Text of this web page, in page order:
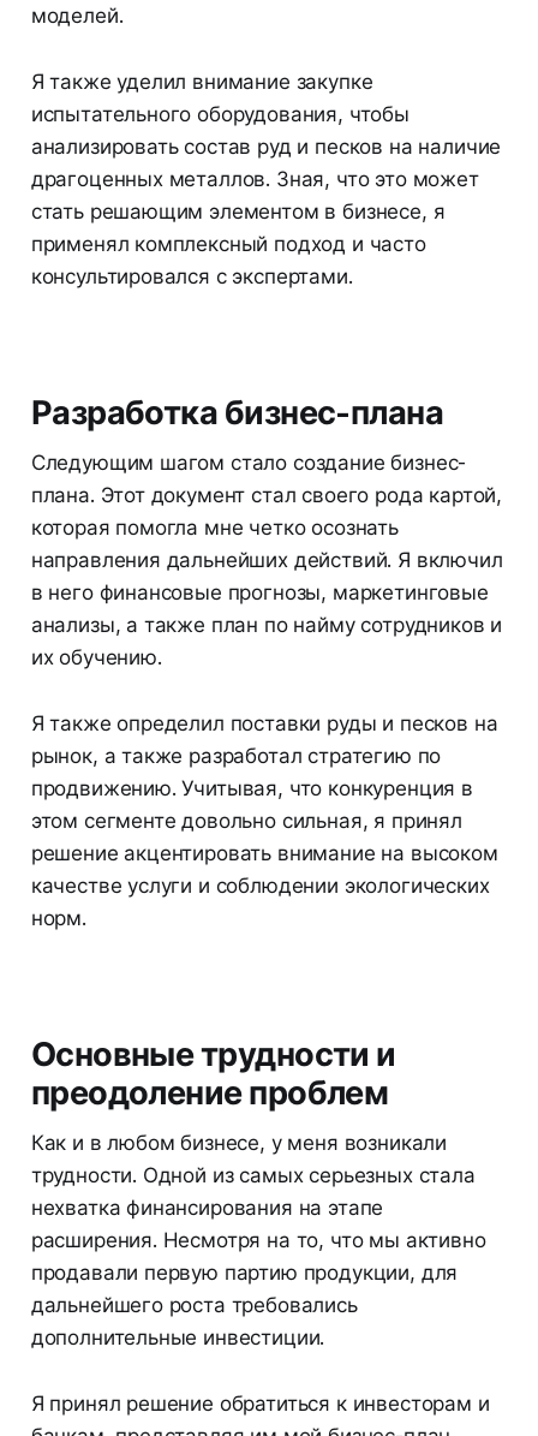
моделей.
Я также уделил внимание закупке
испытательного оборудования, чтобы
анализировать состав руд и песков на наличие
драгоценных металлов. Зная, что это может
стать решающим элементом в бизнесе, я
применял комплексный подход и часто
консультировался с экспертами.
Разработка бизнес-плана
Следующим шагом стало создание бизнес-
плана. Этот документ стал своего рода картой,
которая помогла мне четко осознать
направления дальнейших действий. Я включил
в него финансовые прогнозы, маркетинговые
анализы, а также план по найму сотрудников и
их обучению.
Я также определил поставки руды и песков на
рынок, а также разработал стратегию по
продвижению. Учитывая, что конкуренция в
этом сегменте довольно сильная, я принял
решение акцентировать внимание на высоком
качестве услуги и соблюдении экологических
норм.
Основные трудности и
преодоление проблем
Как и в любом бизнесе, у меня возникали
трудности. Одной из самых серьезных стала
нехватка финансирования на этапе
расширения. Несмотря на то, что мы активно
продавали первую партию продукции, для
дальнейшего роста требовались
дополнительные инвестиции.
Я принял решение обратиться к инвесторам и